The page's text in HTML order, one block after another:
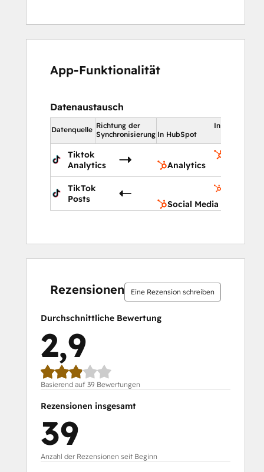
App-Funktionalität
Datenaustausch
Datenquelle Richtung der
Synchronisierung
In HubSpot
In HubSpot
Tiktok
Analytics
Analytics
TikTok
Posts
Social Media
Rezensionen Eine Rezension schreiben
Durchschnittliche Bewertung
2,9
Basierend auf 39 Bewertungen
Rezensionen insgesamt
39
Anzahl der Rezensionen seit Beginn